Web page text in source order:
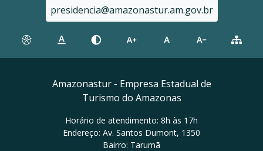
presidencia@amazonastur.am.gov.br
Amazonastur - Empresa Estadual de
Turismo do Amazonas
Horário de atendimento: 8h às 17h
Endereço: Av. Santos Dumont, 1350
Bairro: Tarumã